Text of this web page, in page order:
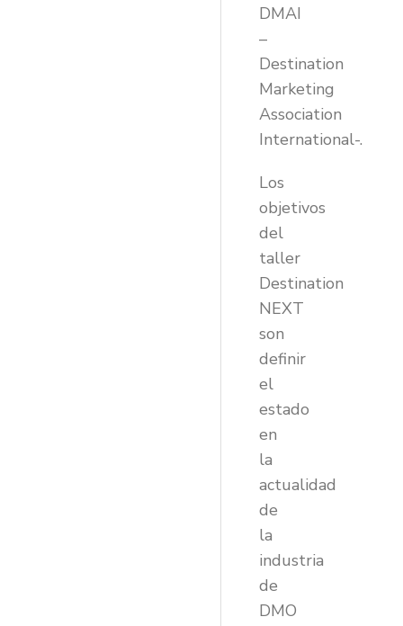
DMAI
–
Destination
Marketing
Association
International-.
Los
objetivos
del
taller
Destination
NEXT
son
definir
el
estado
en
la
actualidad
de
la
industria
de
DMO